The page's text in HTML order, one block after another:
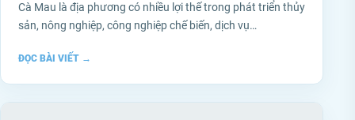
Cà Mau là địa phương có nhiều lợi thế trong phát triển thủy
sản, nông nghiệp, công nghiệp chế biến, dịch vụ…
ĐỌC BÀI VIẾT →